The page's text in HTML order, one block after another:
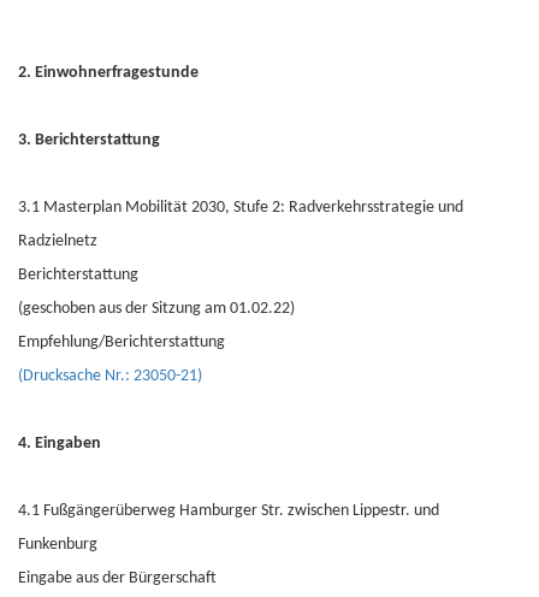
2. Einwohnerfragestunde
3. Berichterstattung
3.1 Masterplan Mobilität 2030, Stufe 2: Radverkehrsstrategie und
Radzielnetz
Berichterstattung
(geschoben aus der Sitzung am 01.02.22)
Empfehlung/Berichterstattung
(Drucksache Nr.: 23050-21)
4. Eingaben
4.1 Fußgängerüberweg Hamburger Str. zwischen Lippestr. und
Funkenburg
Eingabe aus der Bürgerschaft